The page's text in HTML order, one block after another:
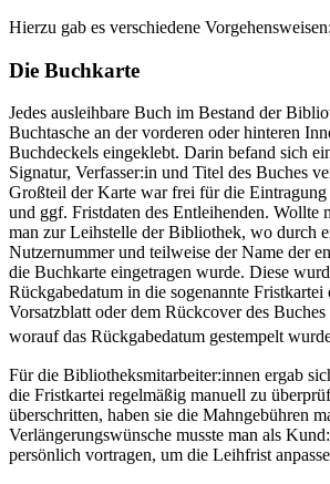
Hierzu gab es verschiedene Vorgehensweisen:
Die Buchkarte
Jedes ausleihbare Buch im Bestand der
Buchtasche an der vorderen oder hinteren
Buchdeckels eingeklebt. Darin befand sich
Signatur, Verfasser:in und Titel des Buches
Großteil der Karte war frei für die
und ggf. Fristdaten des Entleihenden. Wollte
man zur Leihstelle der Bibliothek, wo durch
Nutzernummer und teilweise der Name der
die Buchkarte eingetragen wurde. Diese
Rückgabedatum in die sogenannte
Vorsatzblatt oder dem Rückcover des
worauf das Rückgabedatum gestempelt
Für die Bibliotheksmitarbeiter:innen ergab
die Fristkartei regelmäßig manuell zu
überschritten, haben sie die Mahngebühren
Verlängerungswünsche musste man als
persönlich vortragen, um die Leihfrist